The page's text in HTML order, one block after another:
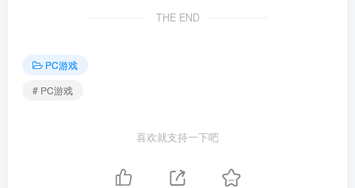
THE END
PC游戏
# PC游戏
喜欢就支持一下吧